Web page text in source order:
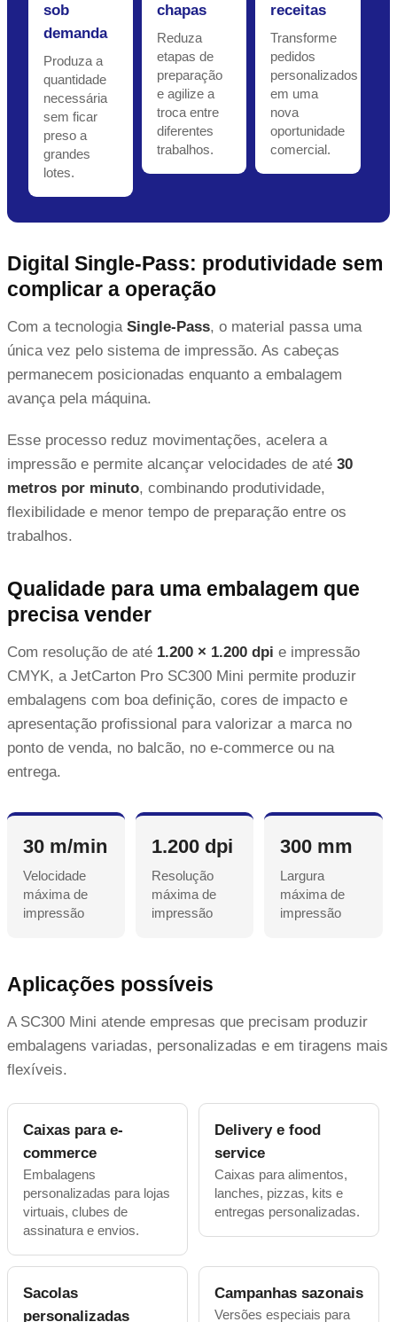
sob
demanda
Produza a
quantidade
necessária
sem ficar
preso a
grandes
lotes.
chapas
Reduza
etapas de
preparação
e agilize a
troca entre
diferentes
trabalhos.
receitas
Transforme
pedidos
personalizados
em uma
nova
oportunidade
comercial.
Digital Single-Pass: produtividade sem
complicar a operação
Com a tecnologia Single-Pass, o material passa uma
única vez pelo sistema de impressão. As cabeças
permanecem posicionadas enquanto a embalagem
avança pela máquina.
Esse processo reduz movimentações, acelera a
impressão e permite alcançar velocidades de até 30
metros por minuto, combinando produtividade,
flexibilidade e menor tempo de preparação entre os
trabalhos.
Qualidade para uma embalagem que
precisa vender
Com resolução de até 1.200 × 1.200 dpi e impressão
CMYK, a JetCarton Pro SC300 Mini permite produzir
embalagens com boa definição, cores de impacto e
apresentação profissional para valorizar a marca no
ponto de venda, no balcão, no e-commerce ou na
entrega.
30 m/min
Velocidade
máxima de
impressão
1.200 dpi
Resolução
máxima de
impressão
300 mm
Largura
máxima de
impressão
Aplicações possíveis
A SC300 Mini atende empresas que precisam produzir
embalagens variadas, personalizadas e em tiragens mais
flexíveis.
Caixas para e-
commerce
Embalagens
personalizadas para lojas
virtuais, clubes de
assinatura e envios.
Delivery e food
service
Caixas para alimentos,
lanches, pizzas, kits e
entregas personalizadas.
Sacolas
personalizadas
Campanhas sazonais
Versões especiais para